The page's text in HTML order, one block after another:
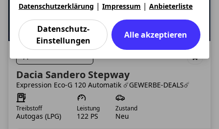
Nur Gewerbekunden
Dacia Sandero Stepway
Expression Eco-G 120 Automatik ☄️GEWERBE-DEALS☄️
Treibstoff
Autogas (LPG)
Leistung
122 PS
Zustand
Neu
Datenschutzerklärung | Impressum | Anbieterliste
Datenschutz-
Einstellungen
Alle akzeptieren